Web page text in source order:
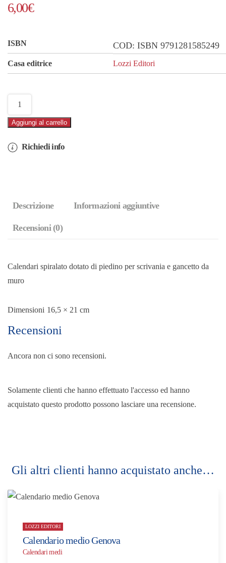
6,00€
ISBN COD: ISBN 9791281585249
Casa editrice Lozzi Editori
Calendario
medio
Paesaggi
Italiani
Aggiungi al carrello
Richiedi info
Descrizione Informazioni aggiuntive
Recensioni (0)
Calendari spiralato dotato di piedino per scrivania e gancetto da
muro
Dimensioni 16,5 × 21 cm
Recensioni
Ancora non ci sono recensioni.
Solamente clienti che hanno effettuato l'accesso ed hanno
acquistato questo prodotto possono lasciare una recensione.
Gli altri clienti hanno acquistato anche…
LOZZI EDITORI
Calendario medio Genova
Calendari medi